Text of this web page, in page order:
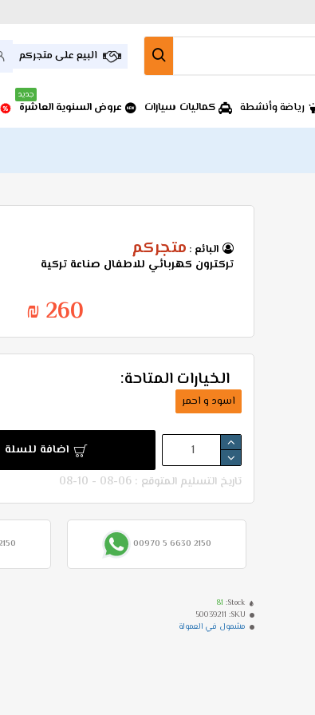
البيع على متجركم
رياضة وأنشطة كماليات سيارات عروض السنوية العاشرة
جديد
البائع : متجركم
تركترون كهربائي للاطفال صناعة تركية
260 ₪
Stock:
81
SKU:
50039211
مشمول في العمولة
الخيارات المتاحة:
اسود و احمر
اضافة للسلة
تاريخ التسليم المتوقع : 06-08 - 10-08
00970 5 6630 2150